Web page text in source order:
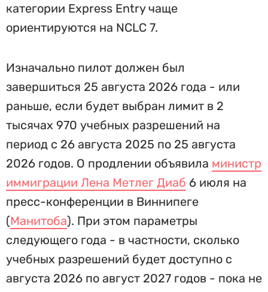
категории Express Entry чаще
ориентируются на NCLC 7.
Изначально пилот должен был
завершиться 25 августа 2026 года - или
раньше, если будет выбран лимит в 2
тысячах 970 учебных разрешений на
период с 26 августа 2025 по 25 августа
2026 годов. О продлении объявила министр
иммиграции Лена Метлег Диаб 6 июля на
пресс-конференции в Виннипеге
(Манитоба). При этом параметры
следующего года - в частности, сколько
учебных разрешений будет доступно с
августа 2026 по август 2027 годов - пока не